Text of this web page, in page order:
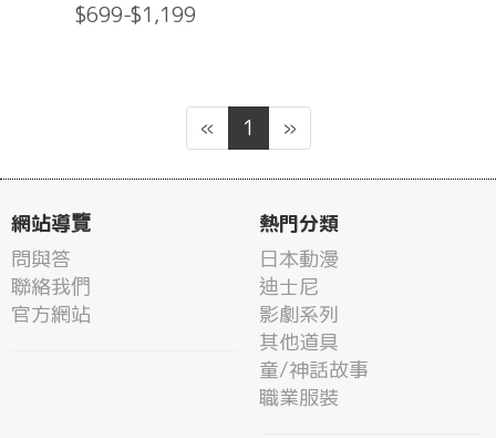
$699-$1,199
« 1 »
網站導覽
問與答
聯絡我們
官方網站
熱門分類
日本動漫
迪士尼
影劇系列
其他道具
童/神話故事
職業服裝